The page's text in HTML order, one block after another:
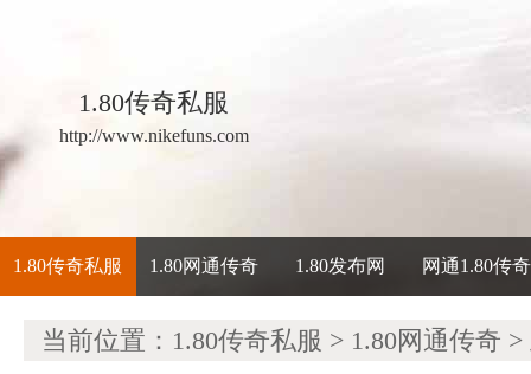
1.80传奇私服
http://www.nikefuns.com
1.80传奇私服 1.80网通传奇 1.80发布网 网通1.80传奇
当前位置： 1.80传奇私服 > 1.80网通传奇 >